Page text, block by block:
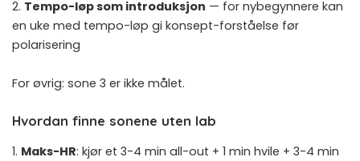
2. Tempo-løp som introduksjon — for nybegynnere kan
en uke med tempo-løp gi konsept-forståelse før
polarisering
For øvrig: sone 3 er ikke målet.
Hvordan finne sonene uten lab
1. Maks-HR: kjør et 3-4 min all-out + 1 min hvile + 3-4 min